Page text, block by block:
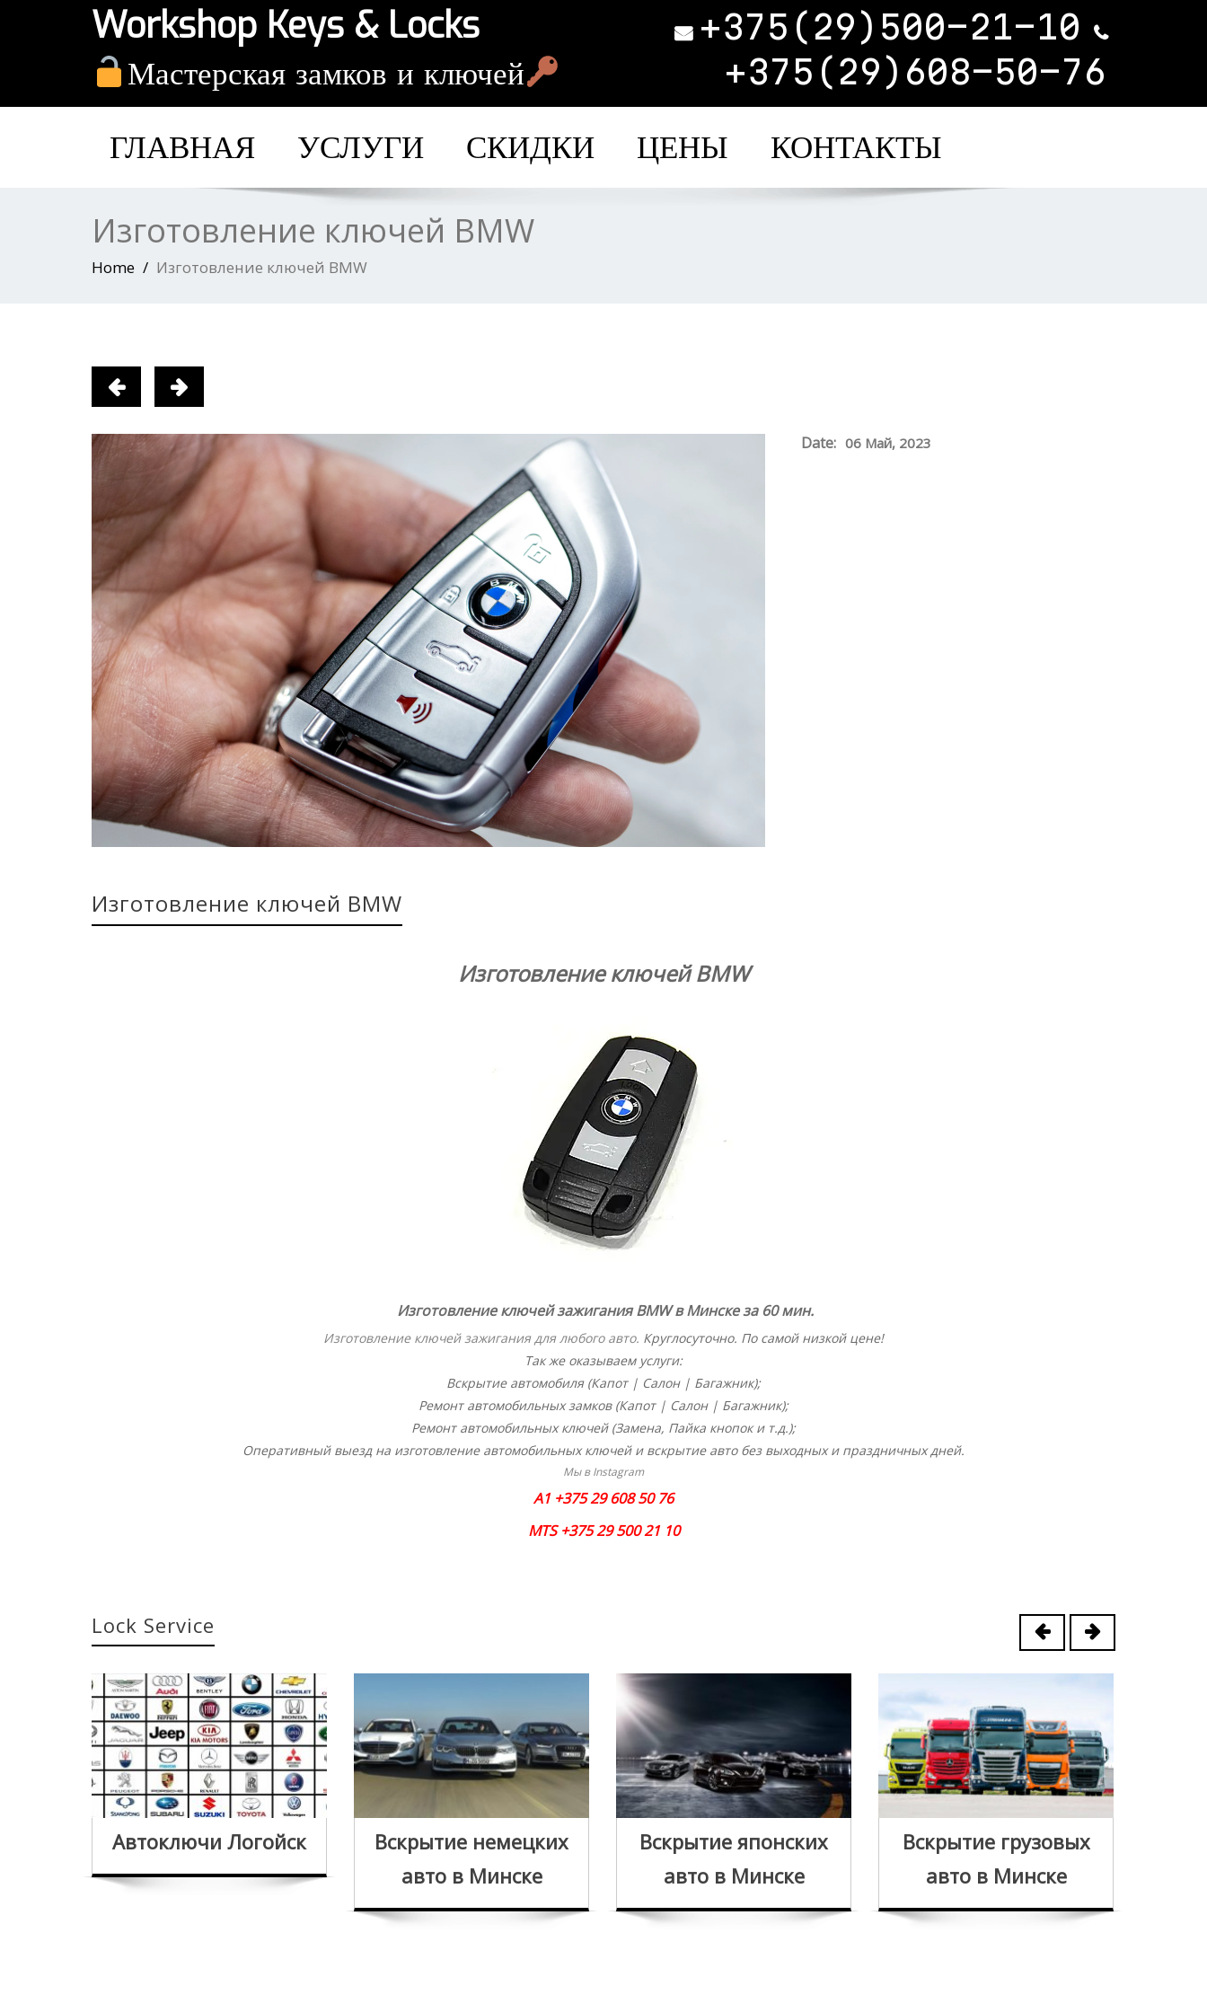
Workshop Keys & Locks
Мастерская замков и ключей
+375(29)500-21-10
+375(29)608-50-76
ГЛАВНАЯ УСЛУГИ СКИДКИ ЦЕНЫ КОНТАКТЫ
Изготовление ключей BMW
Home Изготовление ключей BMW
Date: 06 Май, 2023
Изготовление ключей BMW
Изготовление ключей BMW
Изготовление ключей зажигания BMW в Минске за 60 мин.
Изготовление ключей зажигания для любого авто. Круглосуточно. По самой низкой цене!
Так же оказываем услуги:
Вскрытие автомобиля (Капот | Салон | Багажник);
Ремонт автомобильных замков (Капот | Салон | Багажник);
Ремонт автомобильных ключей (Замена, Пайка кнопок и т.д.);
Оперативный выезд на изготовление автомобильных ключей и вскрытие авто без выходных и праздничных дней.
Мы в Instagram
A1 +375 29 608 50 76
MTS +375 29 500 21 10
Lock Service
Автоключи Логойск
Вскрытие немецких
авто в Минске
Вскрытие японских
авто в Минске
Вскрытие грузовых
авто в Минске